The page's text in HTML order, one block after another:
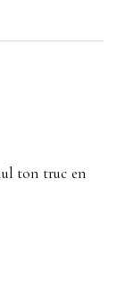
ton truc en